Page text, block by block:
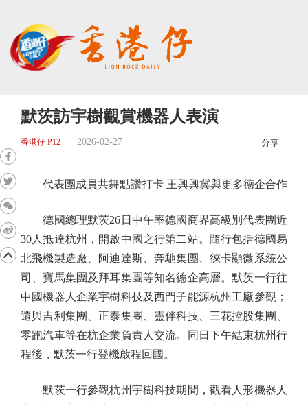
默茨訪宇樹觀賞機器人表演
香港仔 P12 2026-02-27 分享
代表團成員共舞點讚打卡 王興興冀與更多德企合作
德國總理默茨26日中午率德國商界高級別代表團近
30人抵達杭州，開啟中國之行第二站。隨行包括德國易
北飛機製造廠、阿迪達斯、奔馳集團、徠卡顯微系統公
司、寶馬集團及拜耳集團等知名德企高層。默茨一行往
中國機器人企業宇樹科技及西門子能源杭州工廠參觀；
還與吉利集團、正泰集團、靈伴科技、三花控股集團、
零跑汽車等在杭企業負責人交流。同日下午結束杭州行
程後，默茨一行登機啟程回國。
默茨一行參觀杭州宇樹科技期間，觀看人形機器人